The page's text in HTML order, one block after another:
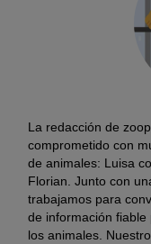
La redacción de
comprometido con
de animales: Luisa
Florian. Junto con
trabajamos para
de información
los animales.